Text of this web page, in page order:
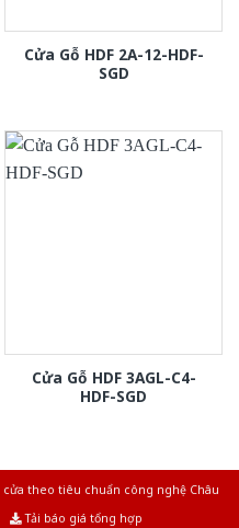
Cửa Gỗ HDF 2A-12-HDF-
SGD
Cửa Gỗ HDF 3AGL-C4-
HDF-SGD
theo tiêu chuẩn công nghệ Châu
Tải báo giá tổng hợp